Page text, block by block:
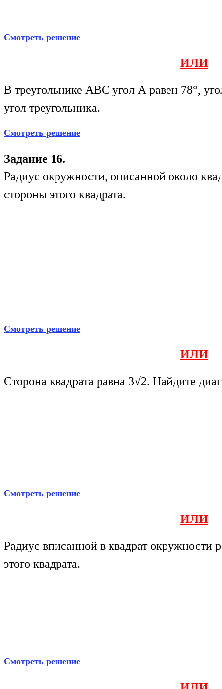
Смотреть решение
ИЛИ
В треугольнике АВС угол А равен 78°,
угол треугольника.
Смотреть решение
Задание 16.
Радиус окружности, описанной около
стороны этого квадрата.
Смотреть решение
ИЛИ
Сторона квадрата равна 3√2. Найдите
Смотреть решение
ИЛИ
Радиус вписанной в квадрат окружности
этого квадрата.
Смотреть решение